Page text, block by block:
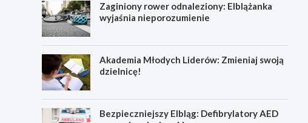
Zaginiony rower odnaleziony: Elblążanka
wyjaśnia nieporozumienie
Akademia Młodych Liderów: Zmieniaj swoją
dzielnicę!
Bezpieczniejszy Elbląg: Defibrylatory AED